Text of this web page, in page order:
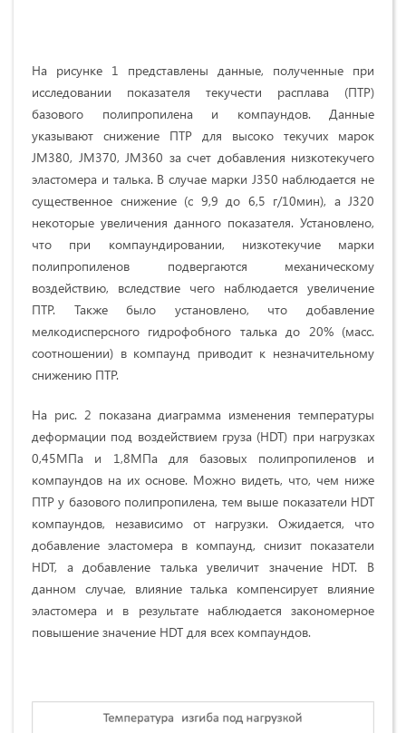
На рисунке 1 представлены данные, полученные при
исследовании показателя текучести расплава (ПТР)
базового полипропилена и компаундов. Данные
указывают снижение ПТР для высоко текучих марок
JM380, JM370, JM360 за счет добавления низкотекучего
эластомера и талька. В случае марки J350 наблюдается не
существенное снижение (с 9,9 до 6,5 г/10мин), а J320
некоторые увеличения данного показателя. Установлено,
что при компаундировании, низкотекучие марки
полипропиленов подвергаются механическому
воздействию, вследствие чего наблюдается увеличение
ПТР. Также было установлено, что добавление
мелкодисперсного гидрофобного талька до 20% (масс.
соотношении) в компаунд приводит к незначительному
снижению ПТР.
На рис. 2 показана диаграмма изменения температуры
деформации под воздействием груза (HDT) при нагрузках
0,45МПа и 1,8МПа для базовых полипропиленов и
компаундов на их основе. Можно видеть, что, чем ниже
ПТР у базового полипропилена, тем выше показатели HDT
компаундов, независимо от нагрузки. Ожидается, что
добавление эластомера в компаунд, снизит показатели
HDT, а добавление талька увеличит значение HDT. В
данном случае, влияние талька компенсирует влияние
эластомера и в результате наблюдается закономерное
повышение значение HDT для всех компаундов.